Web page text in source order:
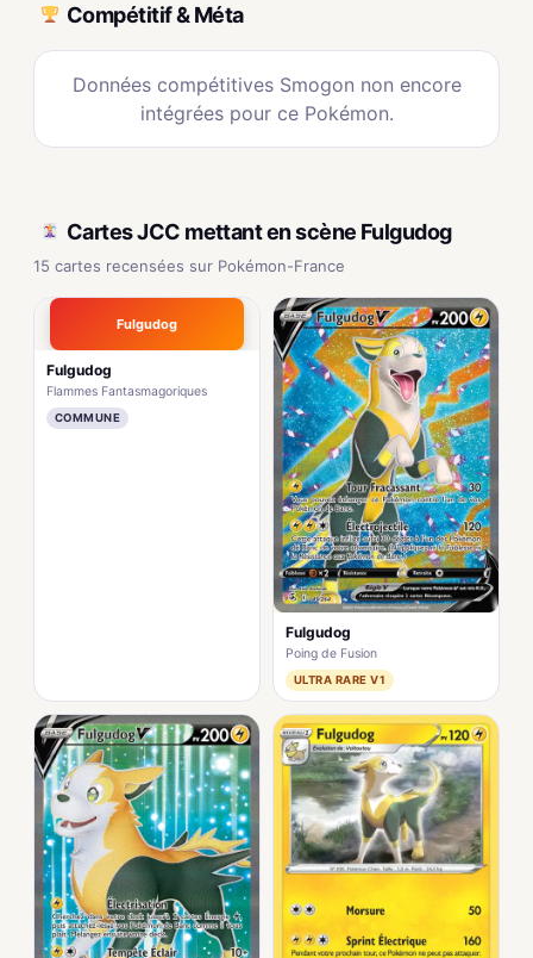
Compétitif & Méta
Données compétitives Smogon non encore
intégrées pour ce Pokémon.
Cartes JCC mettant en scène Fulgudog
15 cartes recensées sur Pokémon-France
Fulgudog
Fulgudog
Flammes Fantasmagoriques
COMMUNE
Fulgudog
Poing de Fusion
ULTRA RARE V1